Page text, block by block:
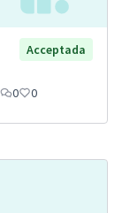
Acceptada
0 0